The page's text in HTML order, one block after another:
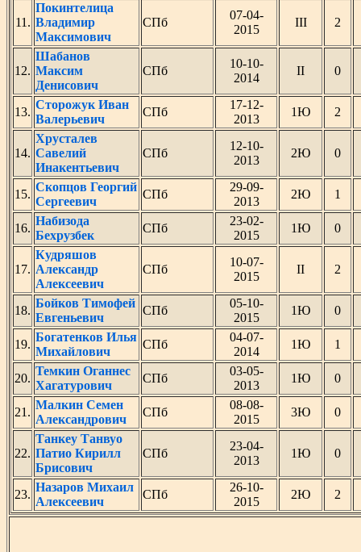
11.
Покинтелица
Владимир
Максимович
СПб
07-04-
2015
III 2
12.
Шабанов
Максим
Денисович
СПб
10-10-
2014
II 0
13.
Сторожук Иван
Валерьевич
СПб
17-12-
2013
1Ю 2
14.
Хрусталев
Савелий
Инакентьевич
СПб
12-10-
2013
2Ю 0
15.
Скопцов Георгий
Сергеевич
СПб
29-09-
2013
2Ю 1
16.
Набизода
Бехрузбек
СПб
23-02-
2015
1Ю 0
17.
Кудряшов
Александр
Алексеевич
СПб
10-07-
2015
II 2
18.
Бойков Тимофей
Евгеньевич
СПб
05-10-
2015
1Ю 0
19.
Богатенков Илья
Михайлович
СПб
04-07-
2014
1Ю 1
20.
Темкин Оганнес
Хагатурович
СПб
03-05-
2013
1Ю 0
21.
Малкин Семен
Александрович
СПб
08-08-
2015
3Ю 0
22.
Танкеу Танвуо
Патио Кирилл
Брисович
СПб
23-04-
2013
1Ю 0
23.
Назаров Михаил
Алексеевич
СПб
26-10-
2015
2Ю 2